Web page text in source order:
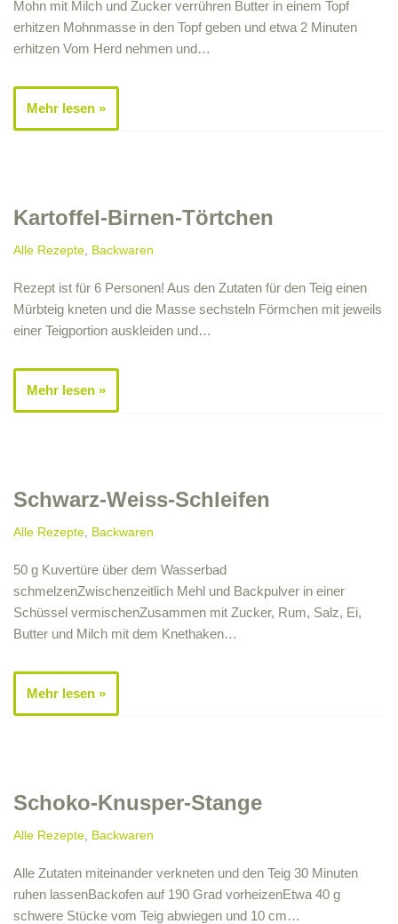
Mohn mit Milch und Zucker verrühren Butter in einem Topf
erhitzen Mohnmasse in den Topf geben und etwa 2 Minuten
erhitzen Vom Herd nehmen und…
Mehr lesen »
Kartoffel-Birnen-Törtchen
Alle Rezepte Backwaren
Rezept ist für 6 Personen! Aus den Zutaten für den Teig einen
Mürbteig kneten und die Masse sechsteln Förmchen mit jeweils
einer Teigportion auskleiden und…
Mehr lesen »
Schwarz-Weiss-Schleifen
Alle Rezepte Backwaren
50 g Kuvertüre über dem Wasserbad
schmelzenZwischenzeitlich Mehl und Backpulver in einer
Schüssel vermischenZusammen mit Zucker, Rum, Salz, Ei,
Butter und Milch mit dem Knethaken…
Mehr lesen »
Schoko-Knusper-Stange
Alle Rezepte Backwaren
Alle Zutaten miteinander verkneten und den Teig 30 Minuten
ruhen lassenBackofen auf 190 Grad vorheizenEtwa 40 g
schwere Stücke vom Teig abwiegen und 10 cm…